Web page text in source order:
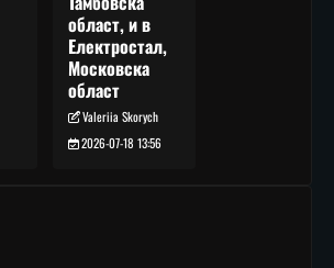
област, и в
Електростал,
Московска
област
Valeriia Skorych
2026-07-18 13:56